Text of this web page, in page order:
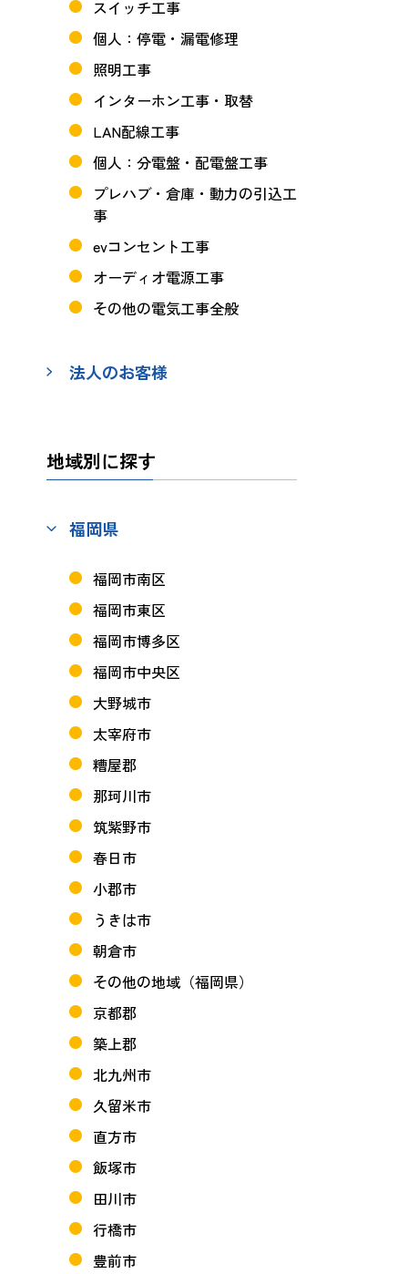
スイッチ工事
個人：停電・漏電修理
照明工事
インターホン工事・取替
LAN配線工事
個人：分電盤・配電盤工事
プレハブ・倉庫・動力の引込工
事
evコンセント工事
オーディオ電源工事
その他の電気工事全般
法人のお客様
地域別に探す
福岡県
福岡市南区
福岡市東区
福岡市博多区
福岡市中央区
大野城市
太宰府市
糟屋郡
那珂川市
筑紫野市
春日市
小郡市
うきは市
朝倉市
その他の地域（福岡県）
京都郡
築上郡
北九州市
久留米市
直方市
飯塚市
田川市
行橋市
豊前市